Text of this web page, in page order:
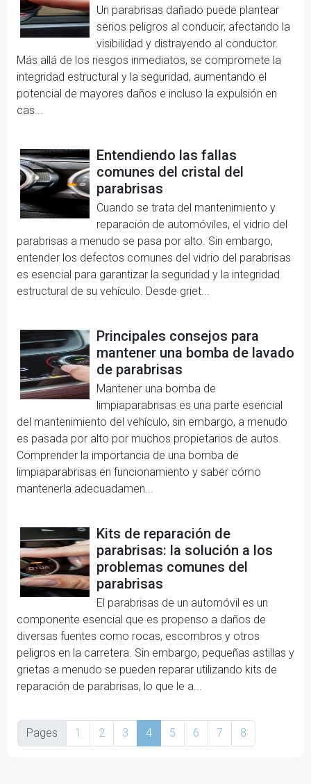
Un parabrisas dañado puede plantear
serios peligros al conducir, afectando la
visibilidad y distrayendo al conductor.
Más allá de los riesgos inmediatos, se compromete la
integridad estructural y la seguridad, aumentando el
potencial de mayores daños e incluso la expulsión en
cas...
Entendiendo las fallas
comunes del cristal del
parabrisas
Cuando se trata del mantenimiento y
reparación de automóviles, el vidrio del
parabrisas a menudo se pasa por alto. Sin embargo,
entender los defectos comunes del vidrio del parabrisas
es esencial para garantizar la seguridad y la integridad
estructural de su vehículo. Desde griet...
Principales consejos para
mantener una bomba de lavado
de parabrisas
Mantener una bomba de
limpiaparabrisas es una parte esencial
del mantenimiento del vehículo, sin embargo, a menudo
es pasada por alto por muchos propietarios de autos.
Comprender la importancia de una bomba de
limpiaparabrisas en funcionamiento y saber cómo
mantenerla adecuadamen...
Kits de reparación de
parabrisas: la solución a los
problemas comunes del
parabrisas
El parabrisas de un automóvil es un
componente esencial que es propenso a daños de
diversas fuentes como rocas, escombros y otros
peligros en la carretera. Sin embargo, pequeñas astillas y
grietas a menudo se pueden reparar utilizando kits de
reparación de parabrisas, lo que le a...
Pages 1 2 3 4 5 6 7 8